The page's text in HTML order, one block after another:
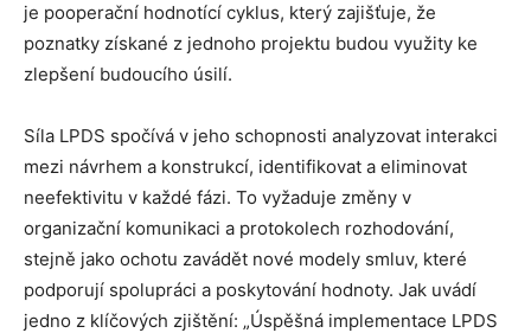
je pooperační hodnotící cyklus, který zajišťuje, že
poznatky získané z jednoho projektu budou využity ke
zlepšení budoucího úsilí.
Síla LPDS spočívá v jeho schopnosti analyzovat interakci
mezi návrhem a konstrukcí, identifikovat a eliminovat
neefektivitu v každé fázi. To vyžaduje změny v
organizační komunikaci a protokolech rozhodování,
stejně jako ochotu zavádět nové modely smluv, které
podporují spolupráci a poskytování hodnoty. Jak uvádí
jedno z klíčových zjištění: „Úspěšná implementace LPDS